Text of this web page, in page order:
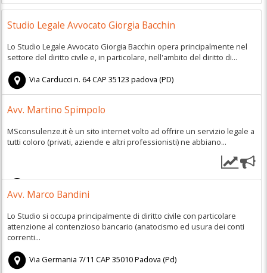
Studio Legale Avvocato Giorgia Bacchin
Lo Studio Legale Avvocato Giorgia Bacchin opera principalmente nel
settore del diritto civile e, in particolare, nell'ambito del diritto di...
Via Carducci n. 64CAP35123 padova (PD)
Avv. Martino Spimpolo
MSconsulenze.it è un sito internet volto ad offrire un servizio legale a
tutti coloro (privati, aziende e altri professionisti) ne abbiano...
Avv. Marco Bandini
Lo Studio si occupa principalmente di diritto civile con particolare
attenzione al contenzioso bancario (anatocismo ed usura dei conti
correnti...
Via Germania 7/11 CAP35010Padova (Pd)